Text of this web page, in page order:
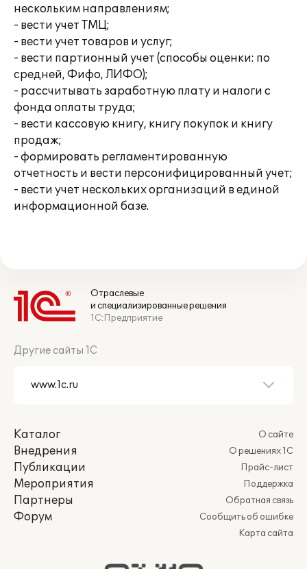
нескольким направлениям;
- вести учет ТМЦ;
- вести учет товаров и услуг;
- вести партионный учет (способы оценки: по
средней, Фифо, ЛИФО);
- рассчитывать заработную плату и налоги с
фонда оплаты труда;
- вести кассовую книгу, книгу покупок и книгу
продаж;
- формировать регламентированную
отчетность и вести персонифицированный учет;
- вести учет нескольких организаций в единой
информационной базе.
Отраслевые
и специализированные решения
1С:Предприятие
Другие сайты 1С
Каталог
Внедрения
Публикации
Мероприятия
Партнеры
Форум
О сайте
О решениях 1С
Прайс-лист
Поддержка
Обратная связь
Сообщить об ошибке
Карта сайта